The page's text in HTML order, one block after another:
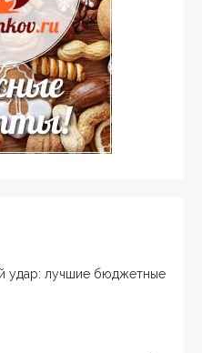
удар: лучшие бюджетные